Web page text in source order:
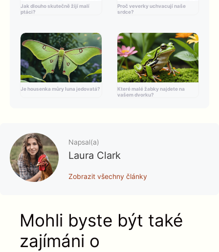
Jak dlouho skutečně žijí malí
ptáci?
Proč veverky uchvacují naše
srdce?
Je housenka můry luna jedovatá?
Které malé žabky najdete na
vašem dvorku?
Napsal(a)
Laura Clark
Zobrazit všechny články
Mohli byste být také
zajímáni o